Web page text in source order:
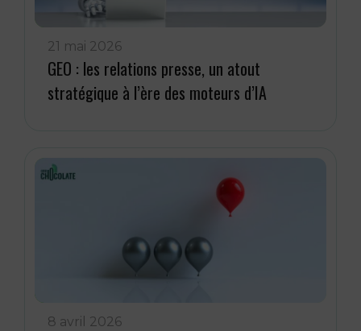
21 mai 2026
GEO : les relations presse, un atout
stratégique à l’ère des moteurs d’IA
8 avril 2026